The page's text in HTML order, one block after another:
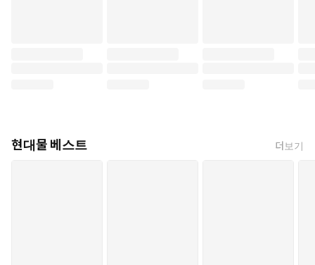
현대물 베스트 더보기